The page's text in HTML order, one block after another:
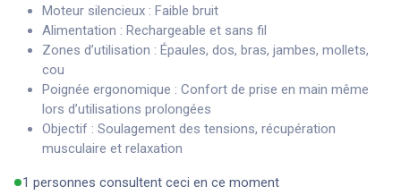
Moteur silencieux : Faible bruit
Alimentation : Rechargeable et sans fil
Zones d’utilisation : Épaules, dos, bras, jambes, mollets,
cou
Poignée ergonomique : Confort de prise en main même
lors d’utilisations prolongées
Objectif : Soulagement des tensions, récupération
musculaire et relaxation
1 personnes consultent ceci en ce moment